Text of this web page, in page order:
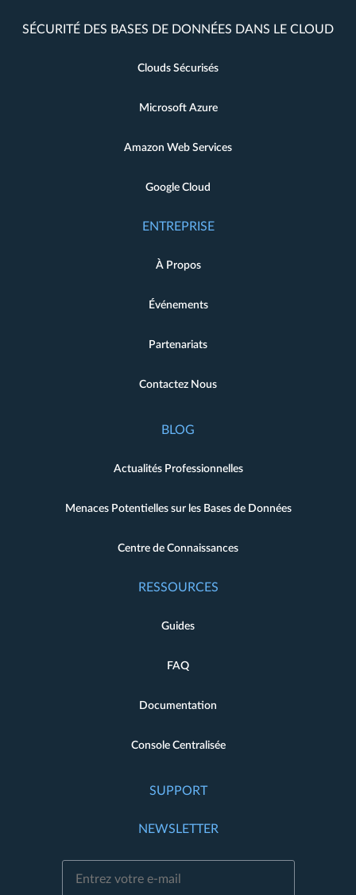
SÉCURITÉ DES BASES DE DONNÉES DANS LE CLOUD
Clouds Sécurisés
Microsoft Azure
Amazon Web Services
Google Cloud
ENTREPRISE
À Propos
Événements
Partenariats
Contactez Nous
BLOG
Actualités Professionnelles
Menaces Potentielles sur les Bases de Données
Centre de Connaissances
RESSOURCES
Guides
FAQ
Documentation
Console Centralisée
SUPPORT
NEWSLETTER